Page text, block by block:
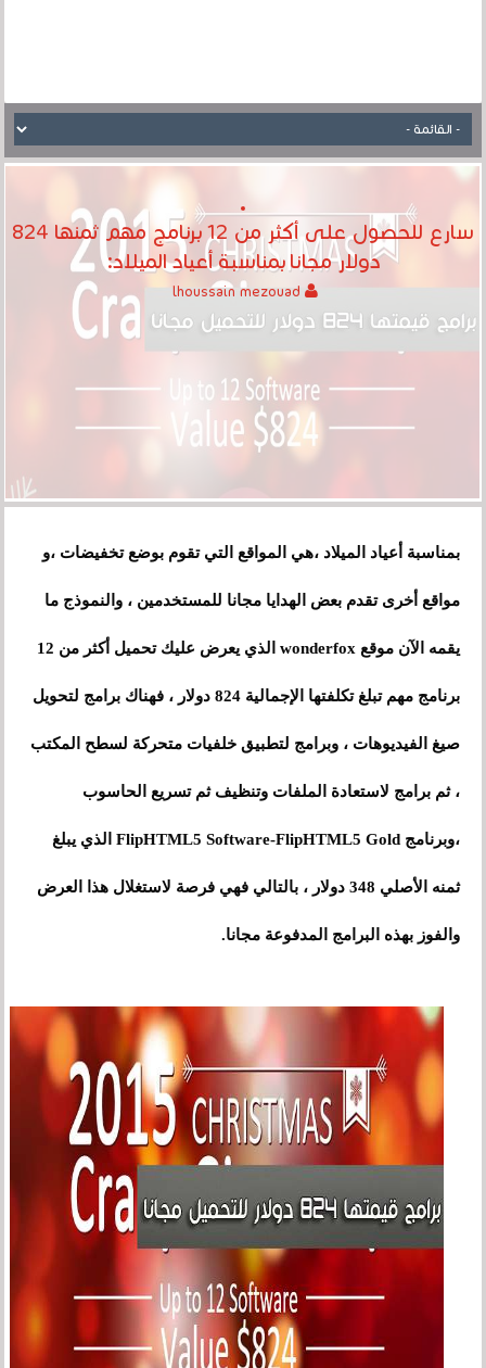
سارع للحصول على أكثر من 12 برنامج مهم ثمنها 824
دولار مجانا بمناسبة أعياد الميلاد:
بمناسبة أعياد الميلاد ،هي المواقع التي تقوم بوضع تخفيضات،و
مواقع أخرى تقدم بعض الهدايا مجانا للمستخدمين ، والنموذج ما
يقمه الآن موقع wonderfox الذي يعرض عليك تحميل أكثر من 12
برنامج مهم تبلغ تكلفتها الإجمالية 824 دولار ، فهناك برامج لتحويل
صيغ الفيديوهات ، وبرامج لتطبيق خلفيات متحركة لسطح المكتب
، ثم برامج لاستعادة الملفات وتنظيف ثم تسريع الحاسوب
،وبرنامج FlipHTML5 Software-FlipHTML5 Gold الذي يبلغ
ثمنه الأصلي 348 دولار ، بالتالي فهي فرصة لاستغلال هذا العرض
والفوز بهذه البرامج المدفوعة مجانا.